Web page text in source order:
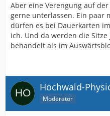
Aber eine Verengung auf
gerne unterlassen. Ein paar
dürfen es bei Dauerkarten
ich. Und da werden die
behandelt als im
Hochwald-
Moderator